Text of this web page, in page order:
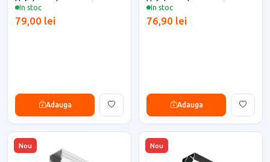
In stoc
Hafele pentru casa si
79,00 lei
Adauga
In stoc
Hafele pentru casa si
76,90 lei
Adauga
Nou Nou